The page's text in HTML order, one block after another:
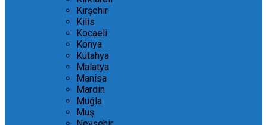
Kırşehir
Kilis
Kocaeli
Konya
Kütahya
Malatya
Manisa
Mardin
Muğla
Muş